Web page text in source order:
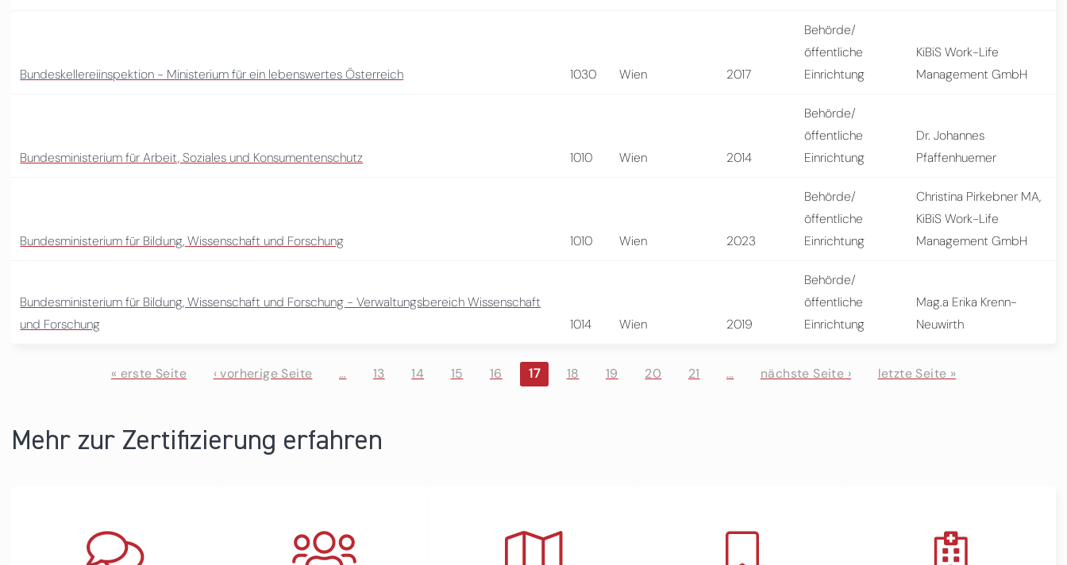
Bundeskellereiinspektion - Ministerium für ein lebenswertes Österreich 1030 Wien 2017
Behörde/
öffentliche
Einrichtung
KiBiS Work-Life
Management GmbH
Bundesministerium für Arbeit, Soziales und Konsumentenschutz 1010 Wien 2014
Behörde/
öffentliche
Einrichtung
Dr. Johannes
Pfaffenhuemer
Bundesministerium für Bildung, Wissenschaft und Forschung 1010 Wien 2023
Behörde/
öffentliche
Einrichtung
Christina Pirkebner MA,
KiBiS Work-Life
Management GmbH
Bundesministerium für Bildung, Wissenschaft und Forschung - Verwaltungsbereich Wissenschaft
und Forschung
1014 Wien 2019
Behörde/
öffentliche
Einrichtung
Mag.a Erika Krenn-
Neuwirth
« erste Seite ‹ vorherige Seite … 13 14 15 16 17 18 19 20 21 … nächste Seite › letzte Seite »
Mehr zur Zertifizierung erfahren